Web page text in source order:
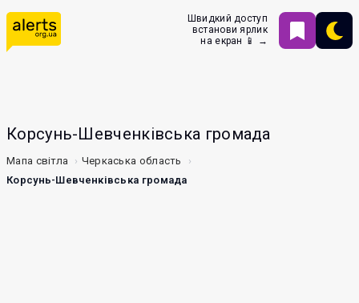
Швидкий доступ
встанови ярлик
на екран 📱 →
Корсунь-Шевченківська громада
Мапа світла
Черкаська область
Корсунь-Шевченківська громада